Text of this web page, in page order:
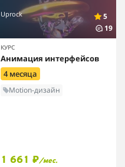
Uprock
5
19
КУРС
Анимация интерфейсов
4 месяца
Motion-дизайн
1 661 ₽/мес.